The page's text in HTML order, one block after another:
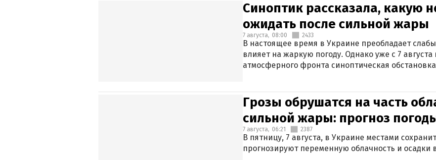
Синоптик рассказала, какую
ожидать после сильной жары
7 августа, 08:00 2433
В настоящее время в Украине преобладает
влияет на жаркую погоду. Однако уже с 7
атмосферного фронта синоптическая
Грозы обрушатся на часть
сильной жары: прогноз
7 августа, 06:21 2387
В пятницу, 7 августа, в Украине местами
прогнозируют переменную облачность и осадки